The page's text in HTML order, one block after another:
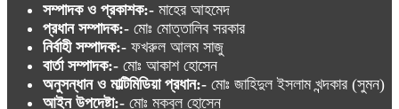
সম্পাদক ও প্রকাশক:- মাহের আহমেদ
প্রধান সম্পাদক:- মোঃ মোত্তালিব সরকার
নির্বাহী সম্পাদক:- ফখরুল আলম সাজু
বার্তা সম্পাদক:- মোঃ আকাশ হোসেন
অনুসন্ধান ও মাল্টিমিডিয়া প্রধান:- মোঃ জাহিদুল ইসলাম খন্দকার (সুমন)
আইন উপদেষ্টা:- মোঃ মকবুল হোসেন